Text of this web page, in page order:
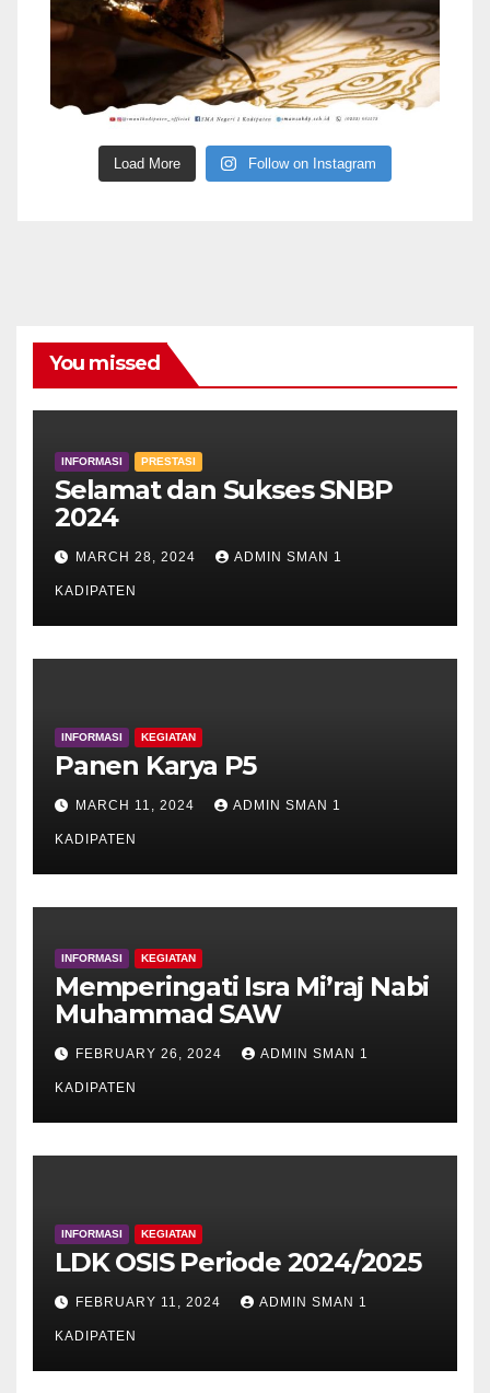
Load More Follow on Instagram
You missed
INFORMASI PRESTASI
Selamat dan Sukses SNBP
2024
MARCH 28, 2024 ADMIN SMAN 1
KADIPATEN
INFORMASI KEGIATAN
Panen Karya P5
MARCH 11, 2024 ADMIN SMAN 1
KADIPATEN
INFORMASI KEGIATAN
Memperingati Isra Mi’raj Nabi
Muhammad SAW
FEBRUARY 26, 2024 ADMIN SMAN 1
KADIPATEN
INFORMASI KEGIATAN
LDK OSIS Periode 2024/2025
FEBRUARY 11, 2024 ADMIN SMAN 1
KADIPATEN